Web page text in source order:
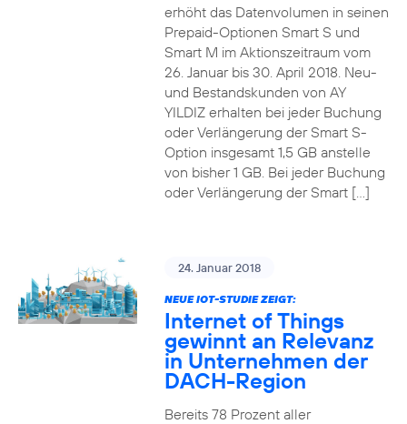
erhöht das Datenvolumen in seinen
Prepaid-Optionen Smart S und
Smart M im Aktionszeitraum vom
26. Januar bis 30. April 2018. Neu-
und Bestandskunden von AY
YILDIZ erhalten bei jeder Buchung
oder Verlängerung der Smart S-
Option insgesamt 1,5 GB anstelle
von bisher 1 GB. Bei jeder Buchung
oder Verlängerung der Smart […]
24. Januar 2018
NEUE IOT-STUDIE ZEIGT:
Internet of Things
gewinnt an Relevanz
in Unternehmen der
DACH-Region
Bereits 78 Prozent aller